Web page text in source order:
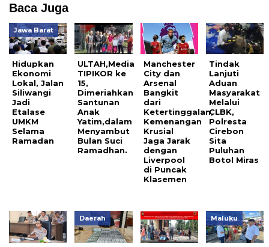
Baca Juga
Jawa Barat
Hidupkan
Ekonomi
Lokal, Jalan
Siliwangi
Jadi
Etalase
UMKM
Selama
Ramadan
ULTAH,Media
TIPIKOR ke
15,
Dimeriahkan
Santunan
Anak
Yatim,dalam
Menyambut
Bulan Suci
Ramadhan.
Manchester
City dan
Arsenal
Bangkit
dari
Ketertinggalan,
Kemenangan
Krusial
Jaga Jarak
dengan
Liverpool
di Puncak
Klasemen
Tindak
Lanjuti
Aduan
Masyarakat
Melalui
CLBK,
Polresta
Cirebon
Sita
Puluhan
Botol Miras
Daerah Maluku